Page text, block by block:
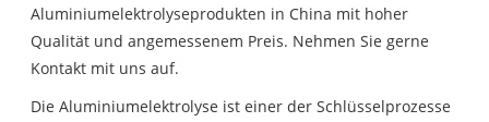
Aluminiumelektrolyseprodukten in China mit hoher
Qualität und angemessenem Preis. Nehmen Sie gerne
Kontakt mit uns auf.
Die Aluminiumelektrolyse ist einer der Schlüsselprozesse